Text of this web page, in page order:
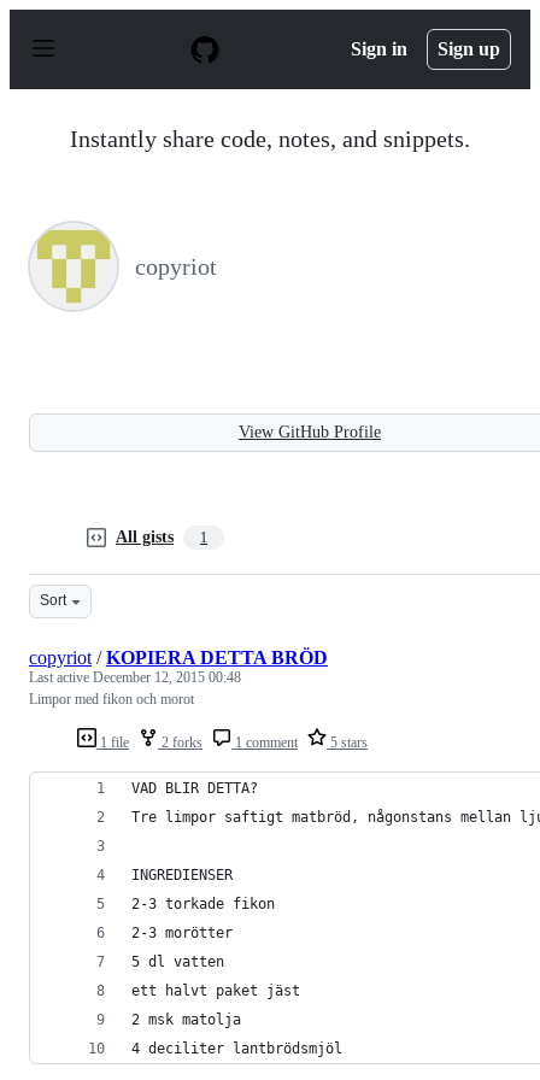
p
Sign in Sign up
Instantly share code, notes, and snippets.
copyriot
View GitHub Profile
All gists 1
Sort
1 file 2 forks 1 comment 5 stars
copyriot /KOPIERA DETTA BRÖD
Last active December 12, 2015 00:48
Limpor med fikon och morot
VAD BLIR DETTA?
Tre limpor saftigt matbröd, någonstans mellan
INGREDIENSER
2-3 torkade fikon
2-3 morötter
5 dl vatten
ett halvt paket jäst
2 msk matolja
4 deciliter lantbrödsmjöl